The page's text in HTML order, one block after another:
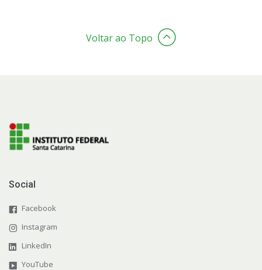
Voltar ao Topo
Social
Facebook
Instagram
LinkedIn
YouTube